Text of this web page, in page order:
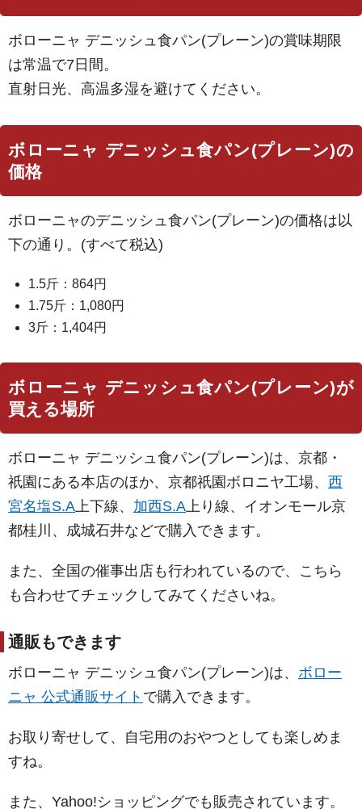
ボローニャ デニッシュ食パン(プレーン)の賞味期限
は常温で7日間。
直射日光、高温多湿を避けてください。
ボローニャ デニッシュ食パン(プレーン)の
価格
ボローニャのデニッシュ食パン(プレーン)の価格は以
下の通り。(すべて税込)
1.5斤：864円
1.75斤：1,080円
3斤：1,404円
ボローニャ デニッシュ食パン(プレーン)が
買える場所
ボローニャ デニッシュ食パン(プレーン)は、京都・
祇園にある本店のほか、京都祇園ボロニヤ工場、 西
宮名塩S.A 上下線、 加西S.A 上り線、イオンモール京
都桂川、成城石井などで購入できます。
また、全国の催事出店も行われているので、こちら
も合わせてチェックしてみてくださいね。
通販もできます
ボローニャ デニッシュ食パン(プレーン)は、 ボロー
ニャ 公式通販サイト で購入できます。
お取り寄せして、自宅用のおやつとしても楽しめま
すね。
また、Yahoo!ショッピングでも販売されています。